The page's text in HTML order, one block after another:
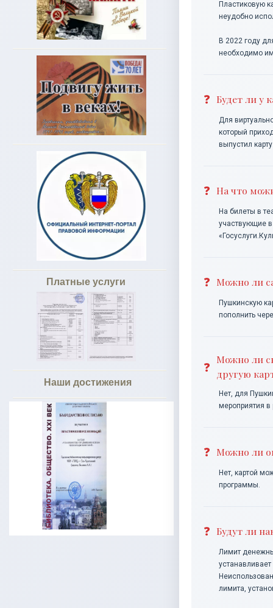
Платные услуги
Наши достижения
Пластиковую
неудобно
В 2022 году
необходимо
Будет ли у
Для
который
выпустил
На что
На билеты в
участвующие
Можно ли
Пушкинскую
пополнить
Можно ли
другую
Нет, для
мероприятия в
Можно ли
Нет, картой
программы.
Будут ли
Лимит
лимита,